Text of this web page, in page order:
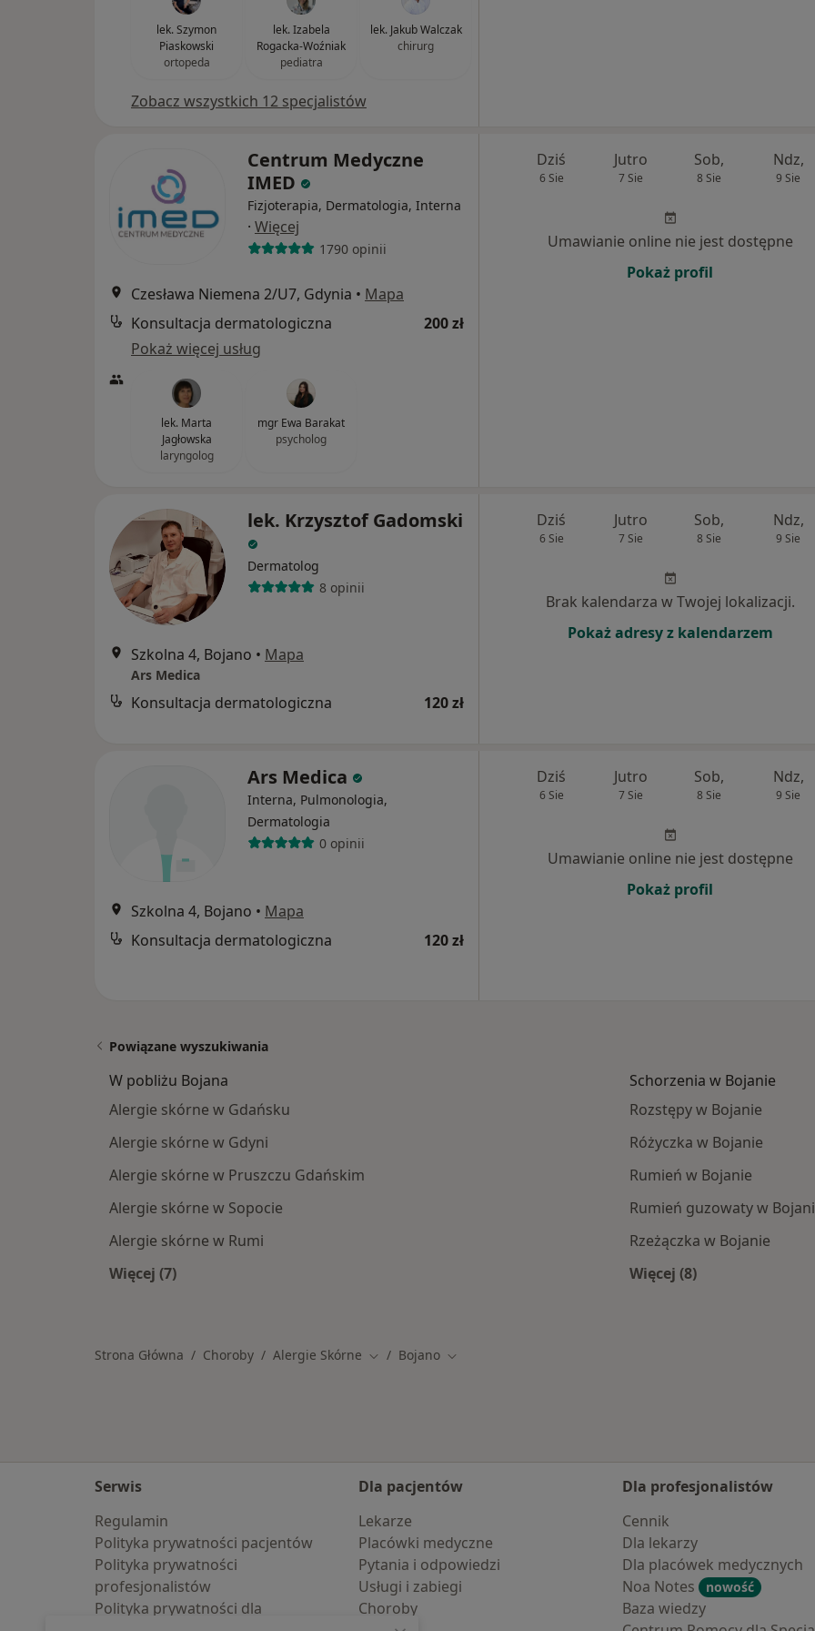
lek. Szymon
Piaskowski
ortopeda
lek. Izabela
Rogacka-Woźniak
pediatra
lek. Jakub Walczak
chirurg
Zobacz wszystkich 12 specjalistów
Centrum Medyczne
IMED
Fizjoterapia, Dermatologia, Interna
· Więcej
1790 opinii
Czesława Niemena 2/U7, Gdynia • Mapa
Konsultacja dermatologiczna
200 zł
Pokaż więcej usług
lek. Marta
Jagłowska
laryngolog
mgr Ewa Barakat
psycholog
Dziś
6 Sie
Jutro
7 Sie
Sob,
8 Sie
Ndz,
9 Sie
Umawianie online nie jest dostępne
Pokaż profil
lek. Krzysztof Gadomski
Dermatolog
8 opinii
Szkolna 4, Bojano • Mapa
Ars Medica
Konsultacja dermatologiczna 120 zł
Dziś
6 Sie
Jutro
7 Sie
Sob,
8 Sie
Ndz,
9 Sie
Brak kalendarza w Twojej lokalizacji.
Pokaż adresy z kalendarzem
Ars Medica
Interna, Pulmonologia,
Dermatologia
0 opinii
Szkolna 4, Bojano • Mapa
Konsultacja dermatologiczna
120 zł
Dziś
6 Sie
Jutro
7 Sie
Sob,
8 Sie
Ndz,
9 Sie
Umawianie online nie jest dostępne
Pokaż profil
Powiązane wyszukiwania
W pobliżu Bojana
Alergie skórne w Gdańsku
Alergie skórne w Gdyni
Alergie skórne w Pruszczu Gdańskim
Alergie skórne w Sopocie
Alergie skórne w Rumi
Więcej (7)
Schorzenia w Bojanie
Rozstępy w Bojanie
Różyczka w Bojanie
Rumień w Bojanie
Rumień guzowaty w
Rzeżączka w Bojanie
Więcej (8)
Strona Główna Choroby Alergie Skórne Zmień miasto
Bojano Zmień miasto
Serwis
Regulamin
Polityka prywatności pacjentów
Polityka prywatności
profesjonalistów
Polityka prywatności dla
Dla pacjentów
Lekarze
Placówki medyczne
Pytania i odpowiedzi
Usługi i zabiegi
Choroby
Dla profesjonalistów
Cennik
Dla lekarzy
Dla placówek medycznych
Noa Notes
nowość
Baza wiedzy